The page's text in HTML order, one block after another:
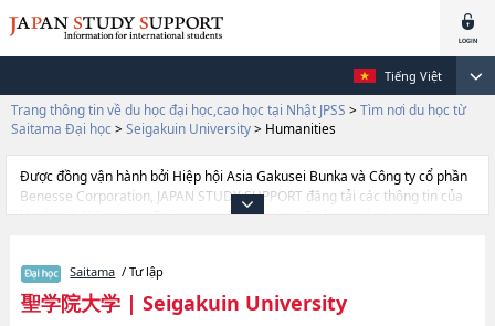
Tiếng Việt
Trang thông tin về du học đại học,cao học tại Nhật JPSS > Tìm nơi du học từ
Saitama Đại học > Seigakuin University> Humanities
Được đồng vận hành bởi Hiệp hội Asia Gakusei Bunka và Công ty cổ phần
Benesse Corporation, JAPAN STUDY SUPPORT đăng tải các thông tin của
khoảng 1.300 trường đại học, cao học, trường đại học ngắn hạn, trường
cần thiết dành cho du học sinh, như là về các Ngành Political Science &
EconomicshoặcNgành HumanitieshoặcNgành Psychology and Social
Welfare, thông tin về từng ngành học, thông tin liên quan đến thi tuyển
Saitama / Tư lập
聖学院大学| Seigakuin University